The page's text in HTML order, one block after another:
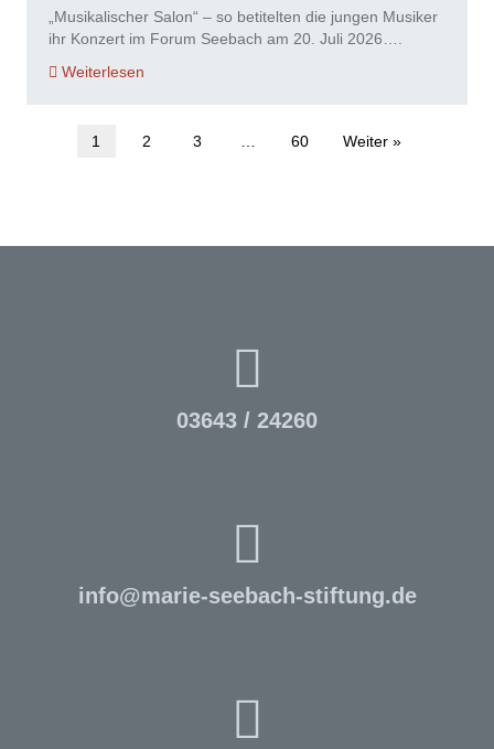
„Musikalischer Salon“ – so betitelten die jungen Musiker
ihr Konzert im Forum Seebach am 20. Juli 2026….
Weiterlesen
1 2 3 60 Weiter »
03643 / 24260
info@marie-seebach-stiftung.de